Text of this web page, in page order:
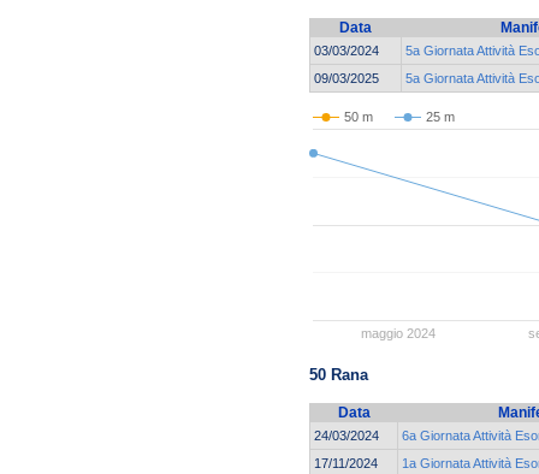
Data
03/03/2024
5a Giornata Attività
09/03/2025
5a Giornata Attività
50 m 25 m
maggio 2024
50 Rana
Data
24/03/2024
6a Giornata Attività
17/11/2024
1a Giornata Attività